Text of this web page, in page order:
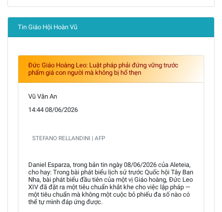
Tin Giáo Hội Hoàn Vũ
Đức Giáo Hoàng Leo: Luật pháp phải đứng vững trước
phẩm giá con người mà không bị hổ thẹn
Vũ Văn An
14:44 08/06/2026
STEFANO RELLANDINI | AFP
Daniel Esparza, trong bản tin ngày 08/06/2026 của Aleteia,
cho hay: Trong bài phát biểu lịch sử trước Quốc hội Tây Ban
Nha, bài phát biểu đầu tiên của một vị Giáo hoàng, Đức Leo
XIV đã đặt ra một tiêu chuẩn khắt khe cho việc lập pháp —
một tiêu chuẩn mà không một cuộc bỏ phiếu đa số nào có
thể tự mình đáp ứng được.